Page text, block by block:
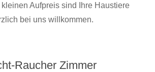
Aufpreis sind Ihre Haustiere
bei uns willkommen.
Raucher Zimmer